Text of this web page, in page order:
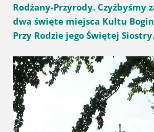
Rodżany-Przyrody.
dwa święte miejsca Kultu
Przy Rodzie jego Świętej Siostry.